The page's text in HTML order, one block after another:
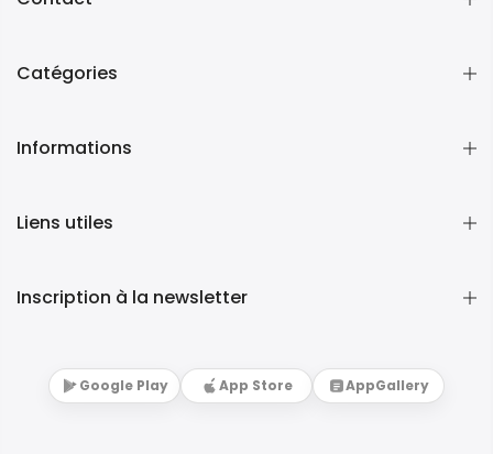
Catégories
Informations
Liens utiles
Inscription à la newsletter
Google Play App Store AppGallery